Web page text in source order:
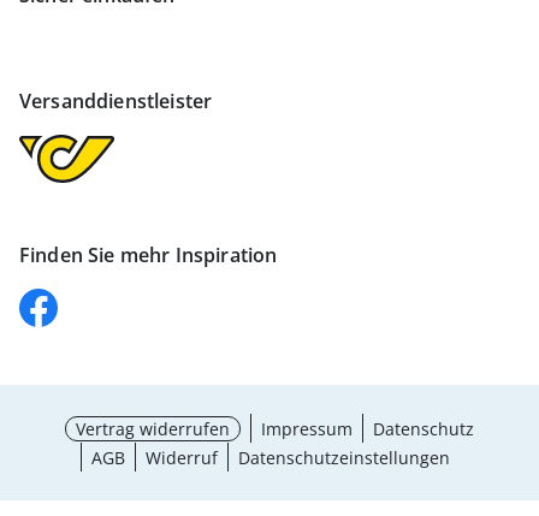
Versanddienstleister
Finden Sie mehr Inspiration
Vertrag widerrufen Impressum
Datenschutz
AGB
Widerruf Datenschutzeinstellungen